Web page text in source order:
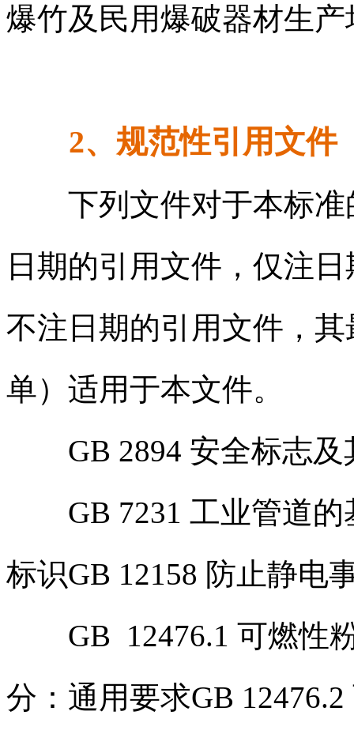
爆竹及民用爆破器材生
2、规范性引用文件
下列文件对于本标准
日期的引用文件，仅注
不注日期的引用文件，
单）适用于本文件。
GB 2894 安全标志及
GB 7231 工业管道的
标识GB 12158 防止静电
GB 12476.1 可燃性
分：通用要求GB